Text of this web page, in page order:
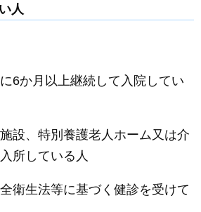
人
6か月以上継続して入院してい
設、特別養護老人ホーム又は介
所している人
衛生法等に基づく健診を受けて